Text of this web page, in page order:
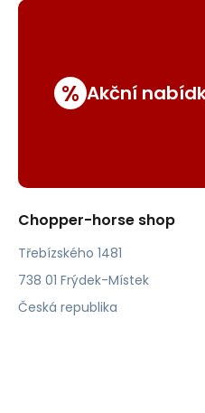
% Akční
Chopper-horse shop
Třebízského 1481
738 01 Frýdek-Místek
Česká republika